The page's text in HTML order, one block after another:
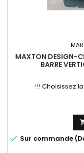
MAXTON DESIGN-
BARRE
!!! Choisissez
 Sur commande